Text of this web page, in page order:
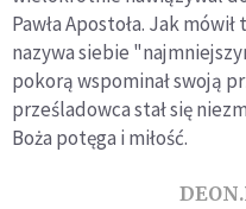
Pawła Apostoła. Jak
nazywa siebie
pokorą wspominał swoją
prześladowca stał się
Boża potęga i miłość.